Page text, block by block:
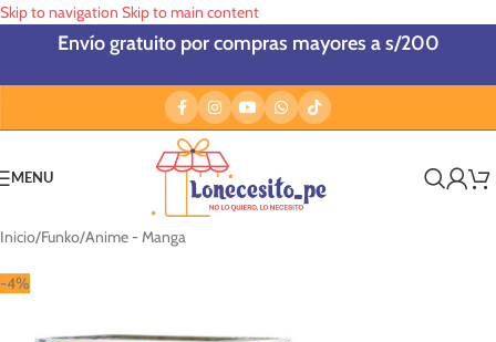
Skip to navigation Skip to main content
Envío gratuito por compras mayores a s/200
MENU
Inicio/Funko/Anime - Manga
-4%